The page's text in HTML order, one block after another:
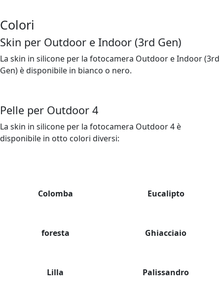
Colori
Skin per Outdoor e Indoor (3rd Gen)
La skin in silicone per la fotocamera Outdoor e Indoor (3rd
Gen) è disponibile in bianco o nero.
Pelle per Outdoor 4
La skin in silicone per la fotocamera Outdoor 4 è
disponibile in otto colori diversi:
Colomba Eucalipto
foresta Ghiacciaio
Lilla Palissandro